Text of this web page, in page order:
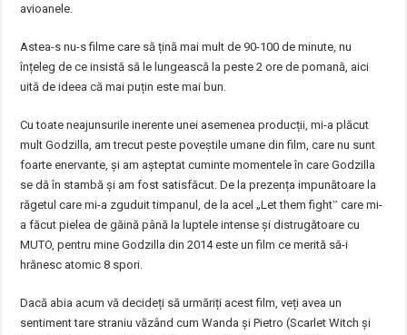
avioanele.
Astea-s nu-s filme care să țină mai mult de 90-100 de minute, nu
înțeleg de ce insistă să le lungească la peste 2 ore de pomană, aici
uită de ideea că mai puțin este mai bun.
Cu toate neajunsurile inerente unei asemenea producții, mi-a plăcut
mult Godzilla, am trecut peste poveștile umane din film, care nu sunt
foarte enervante, și am așteptat cuminte momentele în care Godzilla
se dă în stambă și am fost satisfăcut. De la prezența impunătoare la
răgetul care mi-a zguduit timpanul, de la acel „Let them fight‟ care mi-
a făcut pielea de găină până la luptele intense și distrugătoare cu
MUTO, pentru mine Godzilla din 2014 este un film ce merită să-i
hrănesc atomic 8 spori.
Dacă abia acum vă decideți să urmăriți acest film, veți avea un
sentiment tare straniu văzând cum Wanda și Pietro (Scarlet Witch și